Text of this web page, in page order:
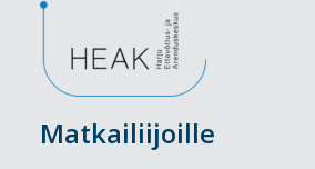
Matkailiijoille